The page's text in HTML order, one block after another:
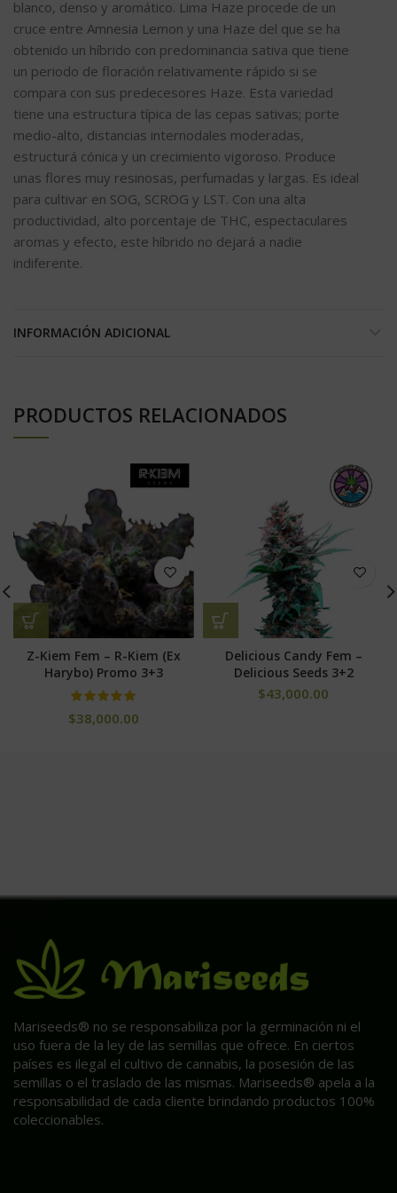
blanco, denso y aromático. Lima Haze procede de un
cruce entre Amnesia Lemon y una Haze del que se ha
obtenido un híbrido con predominancia sativa que tiene
un periodo de floración relativamente rápido si se
compara con sus predecesores Haze. Esta variedad
tiene una estructura típica de las cepas sativas; porte
medio-alto, distancias internodales moderadas,
estructurá cónica y un crecimiento vigoroso. Produce
unas flores muy resinosas, perfumadas y largas. Es ideal
para cultivar en SOG, SCROG y LST. Con una alta
productividad, alto porcentaje de THC, espectaculares
aromas y efecto, este híbrido no dejará a nadie
indiferente.
INFORMACIÓN ADICIONAL
PRODUCTOS RELACIONADOS
Z-Kiem Fem – R-Kiem (Ex
Harybo) Promo 3+3
$38,000.00
Delicious Candy Fem –
Delicious Seeds 3+2
$43,000.00
Mariseeds® no se responsabiliza por la germinación ni el
uso fuera de la ley de las semillas que ofrece. En ciertos
países es ilegal el cultivo de cannabis, la posesión de las
semillas o el traslado de las mismas. Mariseeds® apela a la
responsabilidad de cada cliente brindando productos 100%
coleccionables.